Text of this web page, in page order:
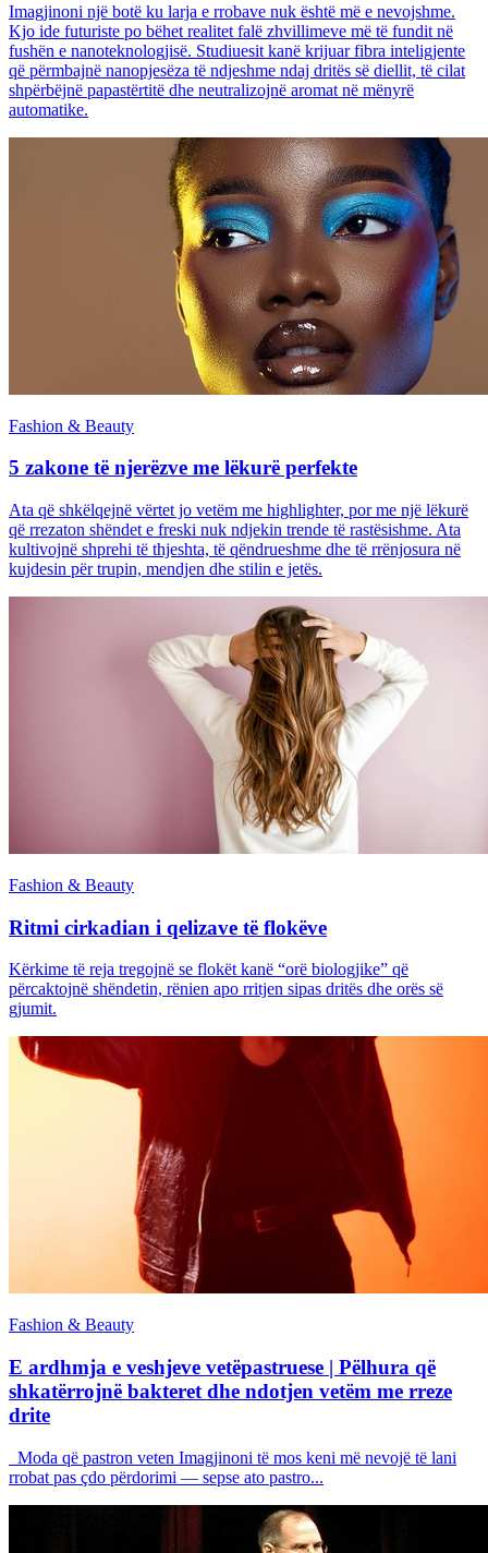
Imagjinoni një botë ku larja e rrobave nuk është më e nevojshme.
Kjo ide futuriste po bëhet realitet falë zhvillimeve më të fundit në
fushën e nanoteknologjisë. Studiuesit kanë krijuar fibra inteligjente
që përmbajnë nanopjesëza të ndjeshme ndaj dritës së diellit, të cilat
shpërbëjnë papastërtitë dhe neutralizojnë aromat në mënyrë
automatike.
Fashion & Beauty
5 zakone të njerëzve me lëkurë perfekte
Ata që shkëlqejnë vërtet jo vetëm me highlighter, por me një lëkurë
që rrezaton shëndet e freski nuk ndjekin trende të rastësishme. Ata
kultivojnë shprehi të thjeshta, të qëndrueshme dhe të rrënjosura në
kujdesin për trupin, mendjen dhe stilin e jetës.
Fashion & Beauty
Ritmi cirkadian i qelizave të flokëve
Kërkime të reja tregojnë se flokët kanë “orë biologjike” që
përcaktojnë shëndetin, rënien apo rritjen sipas dritës dhe orës së
gjumit.
Fashion & Beauty
E ardhmja e veshjeve vetëpastruese | Pëlhura që
shkatërrojnë bakteret dhe ndotjen vetëm me rreze
drite
Moda që pastron veten Imagjinoni të mos keni më nevojë të lani
rrobat pas çdo përdorimi — sepse ato pastro...